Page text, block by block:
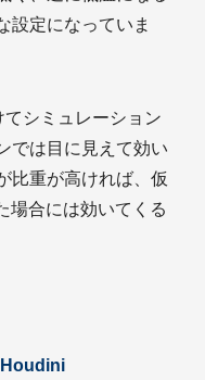
設定になっていま
シミュレーション
では目に見えて効い
比重が高ければ、仮
場合には効いてくる
Houdini